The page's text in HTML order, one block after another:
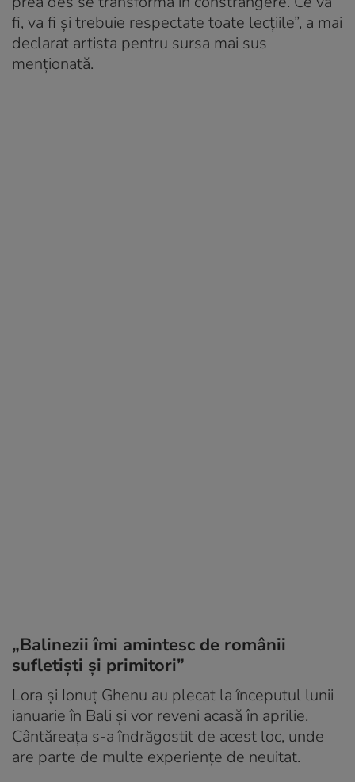
fi, va fi şi trebuie respectate toate lecțiile”, a mai
declarat artista pentru sursa mai sus
menționată.
„Balinezii îmi amintesc de românii
sufletişti şi primitori”
Lora și Ionuț Ghenu au plecat la începutul lunii
ianuarie în Bali și vor reveni acasă în aprilie.
Cântăreața s-a îndrăgostit de acest loc, unde
are parte de multe experiențe de neuitat.